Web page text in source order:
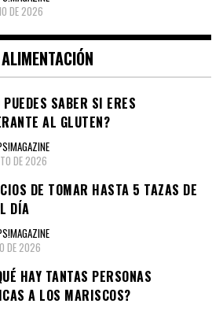
DE 2026
ALIMENTACIÓN
PUEDES SABER SI ERES
AL GLUTEN?
DE 2026
DE TOMAR HASTA 5 TAZAS DE
DÍA
DE 2026
HAY TANTAS PERSONAS
A LOS MARISCOS?